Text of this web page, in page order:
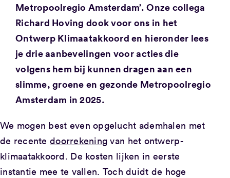
Metropoolregio Amsterdam’. Onze collega
Richard Hoving dook voor ons in het
Ontwerp Klimaatakkoord en hieronder lees
je drie aanbevelingen voor acties die
volgens hem bij kunnen dragen aan een
slimme, groene en gezonde Metropoolregio
Amsterdam in 2025.
We mogen best even opgelucht ademhalen met
de recente doorrekening van het ontwerp-
klimaatakkoord. De kosten lijken in eerste
instantie mee te vallen. Toch duidt de hoge